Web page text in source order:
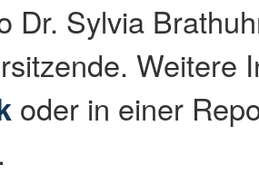
Dr. Sylvia
Weitere
oder in einer
.